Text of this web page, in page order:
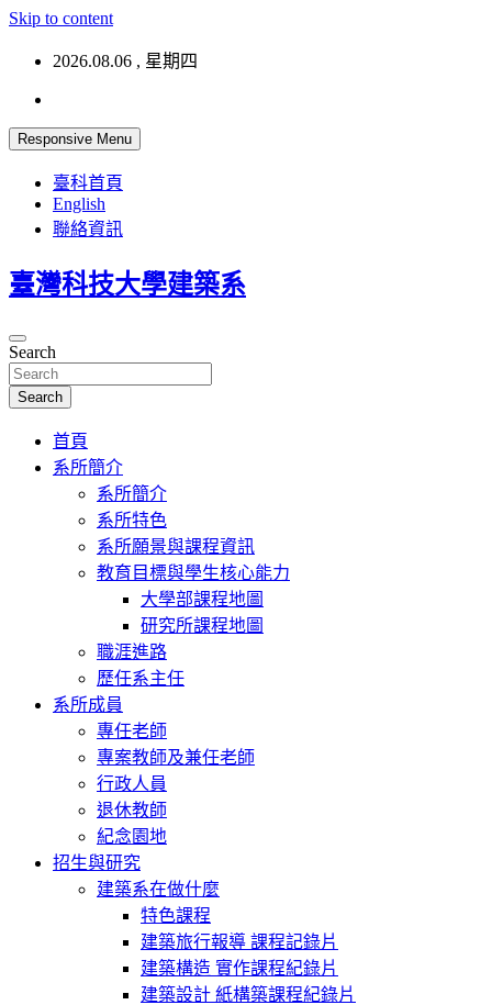
Skip to content
2026.08.06 , 星期四
Responsive Menu
臺科首頁
English
聯絡資訊
臺灣科技大學建築系
Search
Search
首頁
系所簡介
系所簡介
系所特色
系所願景與課程資訊
教育目標與學生核心能力
大學部課程地圖
研究所課程地圖
職涯進路
歷任系主任
系所成員
專任老師
專案教師及兼任老師
行政人員
退休教師
紀念園地
招生與研究
建築系在做什麼
特色課程
建築旅行報導 課程記錄片
建築構造 實作課程紀錄片
建築設計 紙構築課程紀錄片